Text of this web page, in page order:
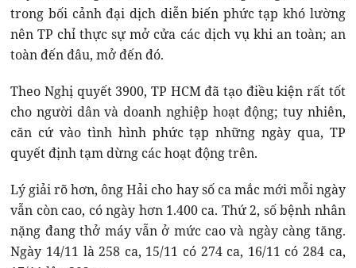
trong bối cảnh đại dịch diễn biến phức tạp khó lường
nên TP chỉ thực sự mở cửa các dịch vụ khi an toàn; an
toàn đến đâu, mở đến đó.
Theo Nghị quyết 3900, TP HCM đã tạo điều kiện rất tốt
cho người dân và doanh nghiệp hoạt động; tuy nhiên,
căn cứ vào tình hình phức tạp những ngày qua, TP
quyết định tạm dừng các hoạt động trên.
Lý giải rõ hơn, ông Hải cho hay số ca mắc mới mỗi ngày
vẫn còn cao, có ngày hơn 1.400 ca. Thứ 2, số bệnh nhân
nặng đang thở máy vẫn ở mức cao và ngày càng tăng.
Ngày 14/11 là 258 ca, 15/11 có 274 ca, 16/11 có 284 ca,